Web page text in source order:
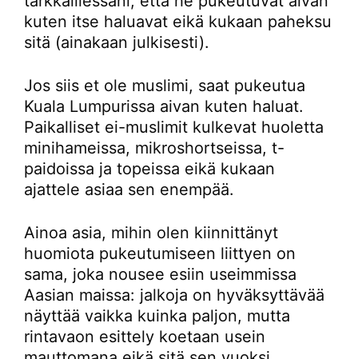
kuten itse haluavat eikä kukaan paheksu
sitä (ainakaan julkisesti).
Jos siis et ole muslimi, saat pukeutua
Kuala Lumpurissa aivan kuten haluat.
Paikalliset ei-muslimit kulkevat huoletta
minihameissa, mikroshortseissa, t-
paidoissa ja topeissa eikä kukaan
ajattele asiaa sen enempää.
Ainoa asia, mihin olen kiinnittänyt
huomiota pukeutumiseen liittyen on
sama, joka nousee esiin useimmissa
Aasian maissa: jalkoja on hyväksyttävää
näyttää vaikka kuinka paljon, mutta
rintavaon esittely koetaan usein